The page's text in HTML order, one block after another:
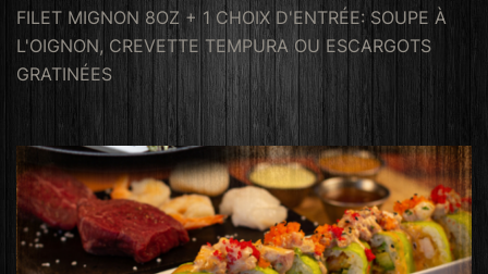
FILET MIGNON 8OZ + 1 CHOIX D'ENTRÉE: SOUPE À
L'OIGNON, CREVETTE TEMPURA OU ESCARGOTS
GRATINÉES